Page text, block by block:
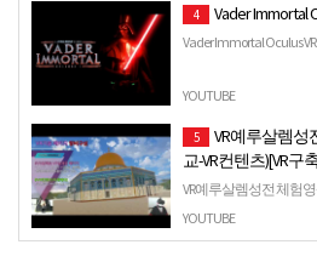
4 Vader Immortal
Vader Immortal Oculus
YOUTUBE
5
VR예루살렘성
교-VR컨텐츠)[VR
VR예루살렘성전 체험
[VR구축판매체험행사렌
YOUTUBE